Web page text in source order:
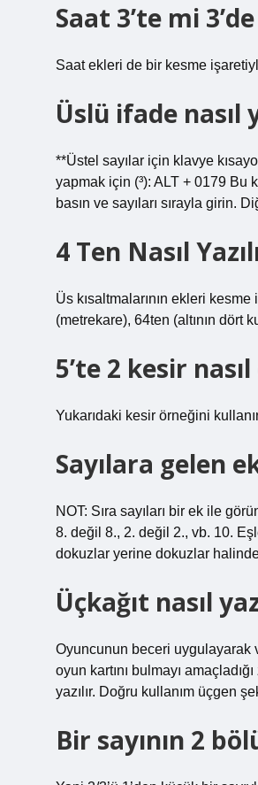
Saat 3’te mi
Saat ekleri de bir kesme
Üslü ifade nasıl
**Üstel sayılar için klavye
yapmak için (³): ALT + 0179 Bu
basın ve sayıları sırayla girin.
4 Ten Nasıl
Üs kısaltmalarının ekleri
(metrekare), 64ten (altının dört
5’te 2 kesir
Yukarıdaki kesir örneğini
Sayılara gelen
NOT: Sıra sayıları bir ek ile
8. değil 8., 2. değil 2., vb. 10.
dokuzlar yerine dokuzlar
Üçkağıt nasıl
Oyuncunun beceri uygulayarak
oyun kartını bulmayı
yazılır. Doğru kullanım üçgen
Bir sayının 2